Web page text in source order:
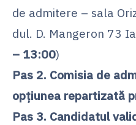
de admitere – sala
dul. D. Mangeron 73
– 13:00)
Pas 2. Comisia de
opțiunea repartizată
Pas 3. Candidatul